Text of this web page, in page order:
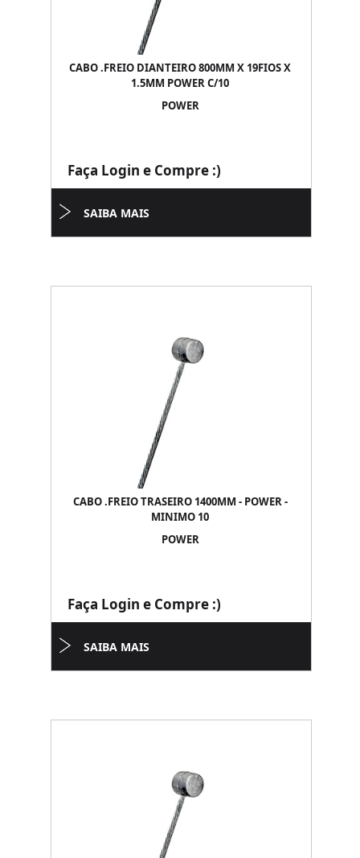
CABO .FREIO DIANTEIRO 800MM X 19FIOS X
1.5MM POWER C/10
POWER
Faça Login e Compre :)
SAIBA MAIS
CABO .FREIO TRASEIRO 1400MM - POWER -
MINIMO 10
POWER
Faça Login e Compre :)
SAIBA MAIS